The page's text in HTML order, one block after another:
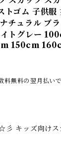
トゴム 子供服
チュラル ブ
トグレー
150cm
料無料の 翌月払い
彡 キッズ向けス